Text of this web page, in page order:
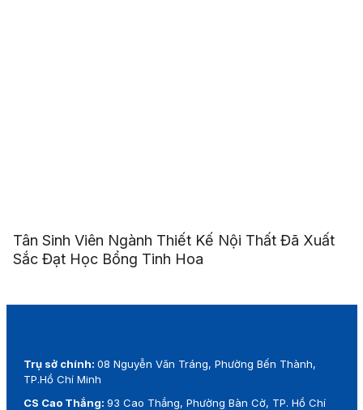
Tân Sinh Viên Ngành Thiết Kế Nội Thất Đã Xuất
Sắc Đạt Học Bổng Tinh Hoa
Trụ sở chính:08 Nguyễn Văn Tráng, Phường Bến Thành,
TP.Hồ Chí Minh
CS Cao Thắng:93 Cao Thắng, Phường Bàn Cờ, TP. Hồ Chí